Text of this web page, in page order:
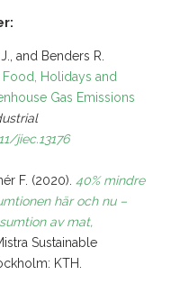
and Benders R.
Holidays and
Gas Emissions
jiec.13176
F. (2020). 40% mindre
här och nu –
av mat,
Sustainable
KTH.